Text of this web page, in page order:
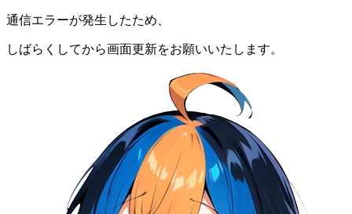
通信エラーが発生したため、
しばらくしてから画面更新をお願いいたします。